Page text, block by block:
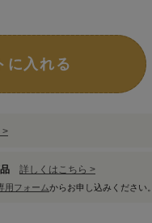
に入れる
>
品 詳しくはこちら >
用フォームからお申し込みください。